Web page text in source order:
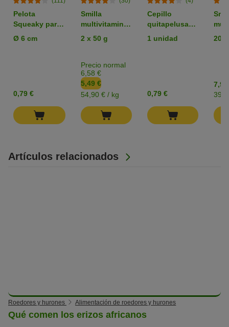
Artículos relacionados
Roedores y hurones Alimentación de roedores y hurones
Qué comen los erizos africanos
Pelota
Squeaky para
perros
Ø 6 cm
0,79 €
Smilla
multivitaminas
y malta para
gatos - Pack
2 x 50 g
Precio normal
6,58 €
5,49 €
54,90 € / kg
Cepillo
quitapelusas
zooplus
1 unidad
0,79 €
con
200